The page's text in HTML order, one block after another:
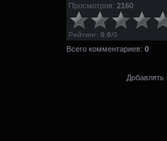
Просмотров: 2160
Рейтинг: 0.0/0
Всего комментариев: 0
Добавлять